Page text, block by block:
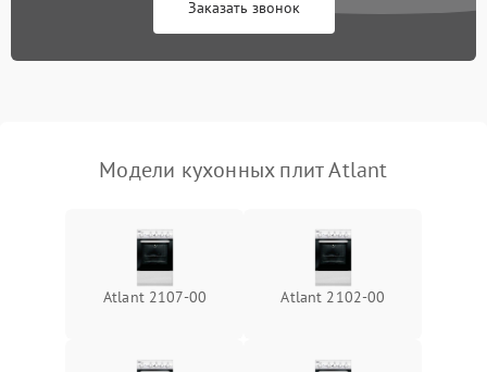
Заказать звонок
Модели кухонных плит Atlant
Atlant 2107-00 Atlant 2102-00